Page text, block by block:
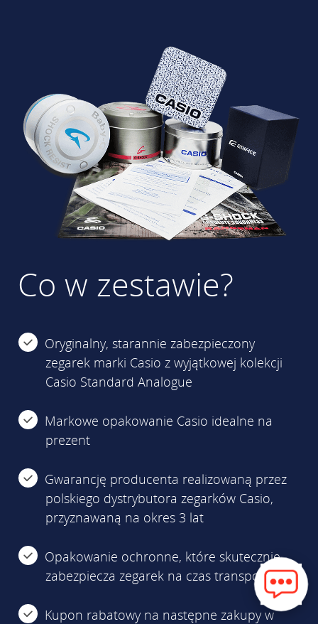
Co w zestawie?
Oryginalny, starannie zabezpieczony
zegarek marki Casio z wyjątkowej kolekcji
Casio Standard Analogue
Markowe opakowanie Casio idealne na
prezent
Gwarancję producenta realizowaną przez
polskiego dystrybutora zegarków Casio,
przyznawaną na okres 3 lat
Opakowanie ochronne, które skutecznie
zabezpiecza zegarek na czas transportu
Kupon rabatowy na następne zakupy w